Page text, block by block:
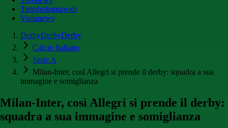
Tuttobolognaweb
Violanews
DerbyDerbyDerby
Calcio Italiano
Serie A
Milan-Inter, così Allegri si prende il derby: squadra a sua
immagine e somiglianza
Milan-Inter, così Allegri si prende il derby:
squadra a sua immagine e somiglianza